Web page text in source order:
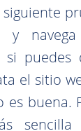
y
si puedes
el sitio
es buena.